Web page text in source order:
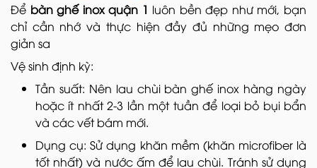
Để bàn ghế inox quận 1 luôn bền đẹp như mới, bạn
chỉ cần nhớ và thực hiện đầy đủ những mẹo đơn
giản sa
Vệ sinh định kỳ:
Tần suất: Nên lau chùi bàn ghế inox hàng ngày
hoặc ít nhất 2-3 lần một tuần để loại bỏ bụi bẩn
và các vết bám mới.
Dụng cụ: Sử dụng khăn mềm (khăn microfiber là
tốt nhất) và nước ấm để lau chùi. Tránh sử dụng